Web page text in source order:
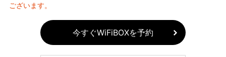
ございます。
今すぐWiFiBOXを予約